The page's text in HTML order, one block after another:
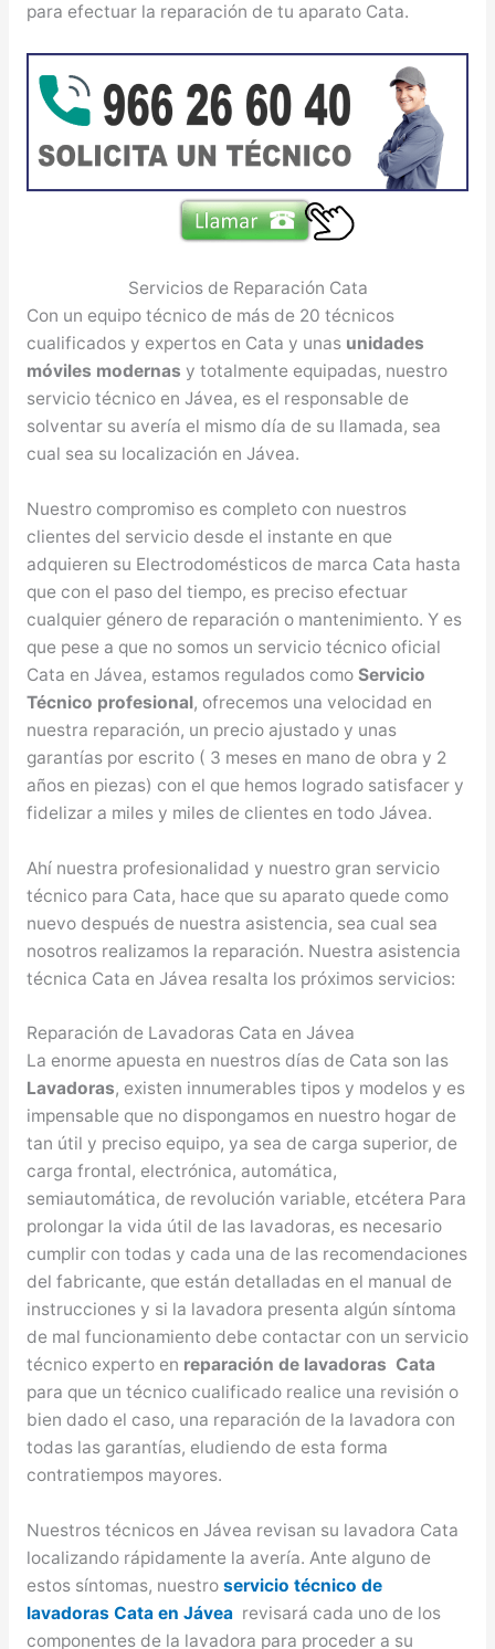
para efectuar la reparación de tu aparato Cata.
Servicios de Reparación Cata
Con un equipo técnico de más de 20 técnicos
cualificados y expertos en Cata y unas unidades
móviles modernas y totalmente equipadas, nuestro
servicio técnico en Jávea, es el responsable de
solventar su avería el mismo día de su llamada, sea
cual sea su localización en Jávea.
Nuestro compromiso es completo con nuestros
clientes del servicio desde el instante en que
adquieren su Electrodomésticos de marca Cata hasta
que con el paso del tiempo, es preciso efectuar
cualquier género de reparación o mantenimiento. Y es
que pese a que no somos un servicio técnico oficial
Cata en Jávea, estamos regulados como Servicio
Técnico profesional, ofrecemos una velocidad en
nuestra reparación, un precio ajustado y unas
garantías por escrito ( 3 meses en mano de obra y 2
años en piezas) con el que hemos logrado satisfacer y
fidelizar a miles y miles de clientes en todo Jávea.
Ahí nuestra profesionalidad y nuestro gran servicio
técnico para Cata, hace que su aparato quede como
nuevo después de nuestra asistencia, sea cual sea
nosotros realizamos la reparación. Nuestra asistencia
técnica Cata en Jávea resalta los próximos servicios:
Reparación de Lavadoras Cata en Jávea
La enorme apuesta en nuestros días de Cata son las
Lavadoras, existen innumerables tipos y modelos y es
impensable que no dispongamos en nuestro hogar de
tan útil y preciso equipo, ya sea de carga superior, de
carga frontal, electrónica, automática,
semiautomática, de revolución variable, etcétera Para
prolongar la vida útil de las lavadoras, es necesario
cumplir con todas y cada una de las recomendaciones
del fabricante, que están detalladas en el manual de
instrucciones y si la lavadora presenta algún síntoma
de mal funcionamiento debe contactar con un servicio
técnico experto en reparación de lavadoras Cata
para que un técnico cualificado realice una revisión o
bien dado el caso, una reparación de la lavadora con
todas las garantías, eludiendo de esta forma
contratiempos mayores.
Nuestros técnicos en Jávea revisan su lavadora Cata
localizando rápidamente la avería. Ante alguno de
estos síntomas, nuestro servicio técnico de
lavadoras Cata en Jávea revisará cada uno de los
componentes de la lavadora para proceder a su